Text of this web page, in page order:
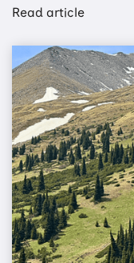
Read article